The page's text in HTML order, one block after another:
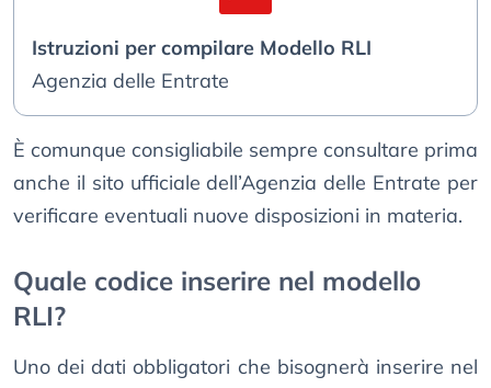
Istruzioni per compilare Modello RLI
Agenzia delle Entrate
È comunque consigliabile sempre consultare prima
anche il sito ufficiale dell’Agenzia delle Entrate per
verificare eventuali nuove disposizioni in materia.
Quale codice inserire nel modello
RLI?
Uno dei dati obbligatori che bisognerà inserire nel